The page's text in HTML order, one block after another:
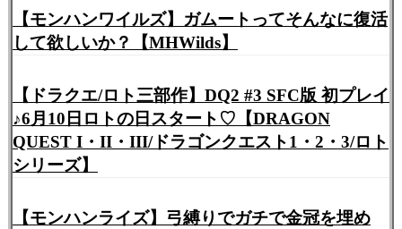
【モンハンワイルズ】ガムートってそんなに復活
して欲しいか？【MHWilds】
【ドラクエ/ロト三部作】DQ2 #3 SFC版 初プレイ
♪6月10日ロトの日スタート♡【DRAGON
QUEST I・II・III/ドラゴンクエスト1・2・3/ロト
シリーズ】
【モンハンライズ】弓縛りでガチで金冠を埋め